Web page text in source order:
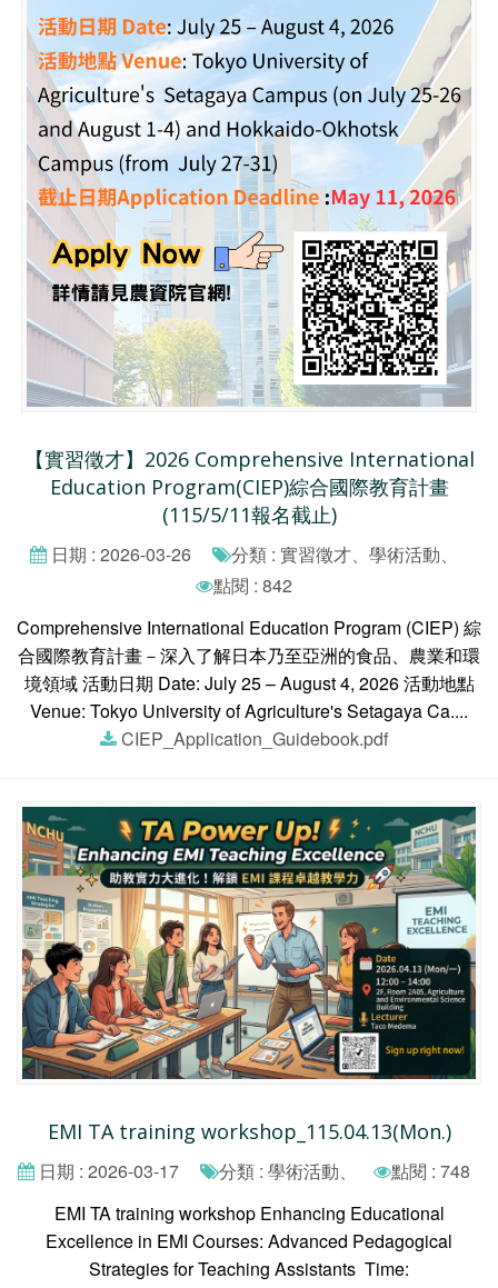
【實習徵才】2026 Comprehensive International
Education Program(CIEP)綜合國際教育計畫
(115/5/11報名截止)
日期 : 2026-03-26
分類 : 實習徵才、學術活動、
點閱 : 842
Comprehensive International Education Program (CIEP) 綜
合國際教育計畫－深入了解日本乃至亞洲的食品、農業和環
境領域 活動日期 Date: July 25 – August 4, 2026 活動地點
Venue: Tokyo University of Agriculture's Setagaya Ca....
CIEP_Application_Guidebook.pdf
EMI TA training workshop_115.04.13(Mon.)
日期 : 2026-03-17 分類 : 學術活動、
點閱 : 748
EMI TA training workshop Enhancing Educational
Excellence in EMI Courses: Advanced Pedagogical
Strategies for Teaching Assistants Time: